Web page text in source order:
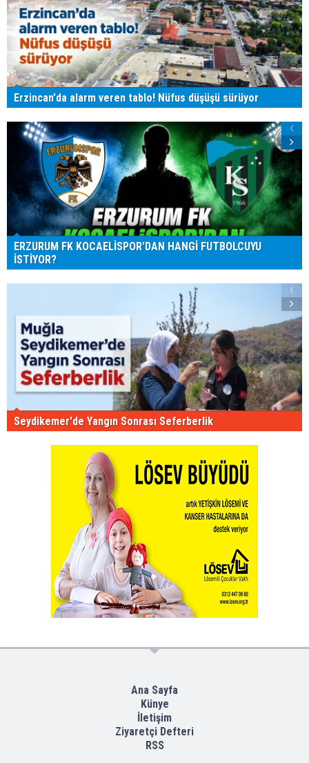
Erzincan'da alarm veren tablo! Nüfus düşüşü sürüyor
ERZURUM FK KOCAELİSPOR'DAN HANGİ FUTBOLCUYU
İSTİYOR?
Seydikemer'de Yangın Sonrası Seferberlik
Ana Sayfa
Künye
İletişim
Ziyaretçi Defteri
RSS